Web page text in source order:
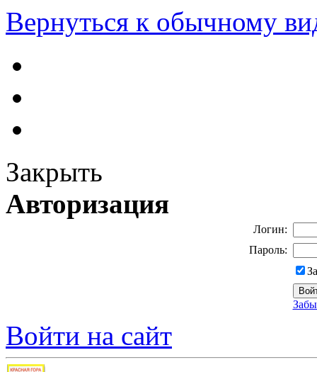
Вернуться к обычному
Закрыть
Авторизация
Логин:
Пароль:
Войти на сайт